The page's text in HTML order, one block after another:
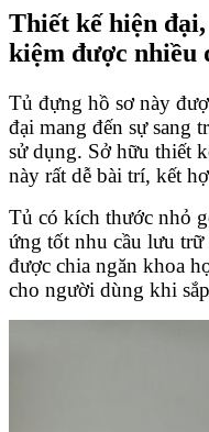
Thiết kế hiện
kiệm được nhiều
Tủ đựng hồ sơ này
đại mang đến sự sang
sử dụng. Sở hữu thiết
này rất dễ bài trí, kết
Tủ có kích thước nhỏ
ứng tốt nhu cầu lưu
được chia ngăn khoa
cho người dùng khi